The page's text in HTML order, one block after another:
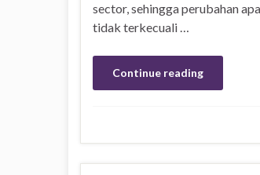
sector, sehingga perubahan
tidak terkecuali …
Continue reading